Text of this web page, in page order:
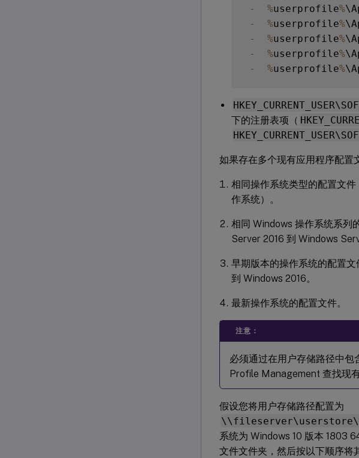
-
%userprofile%
-
%userprofile%
-
%userprofile%
-
%userprofile%
-
%userprofile%
下的注册表项（
如果存在多个现有应用程序配置
相同操作系统类型的配置文
作系统）。
相同 Windows 操作系统系列
Server 2016 到 Windows
早期版本的操作系统的配置
到 Windows 2016。
最新操作系统的配置文件。
注意：
必须通过在用户存储路径中包
Profile Management 查找现
假设您将用户存储路径配置为
系统为 Windows 10 版本 1803
文件文件夹，然后按以下顺序将